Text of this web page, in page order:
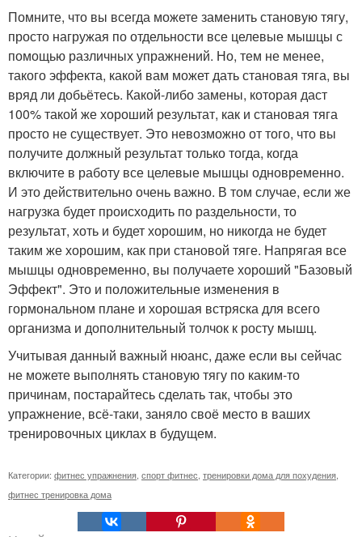
Помните, что вы всегда можете заменить становую тягу,
просто нагружая по отдельности все целевые мышцы с
помощью различных упражнений. Но, тем не менее,
такого эффекта, какой вам может дать становая тяга, вы
вряд ли добьётесь. Какой-либо замены, которая даст
100% такой же хороший результат, как и становая тяга
просто не существует. Это невозможно от того, что вы
получите должный результат только тогда, когда
включите в работу все целевые мышцы одновременно.
И это действительно очень важно. В том случае, если же
нагрузка будет происходить по раздельности, то
результат, хоть и будет хорошим, но никогда не будет
таким же хорошим, как при становой тяге. Напрягая все
мышцы одновременно, вы получаете хороший "Базовый
Эффект". Это и положительные изменения в
гормональном плане и хорошая встряска для всего
организма и дополнительный толчок к росту мышц.
Учитывая данный важный нюанс, даже если вы сейчас
не можете выполнять становую тягу по каким-то
причинам, постарайтесь сделать так, чтобы это
упражнение, всё-таки, заняло своё место в ваших
тренировочных циклах в будущем.
Категории: фитнес упражнения, спорт фитнес, тренировки дома для похудения,
фитнес тренировка дома